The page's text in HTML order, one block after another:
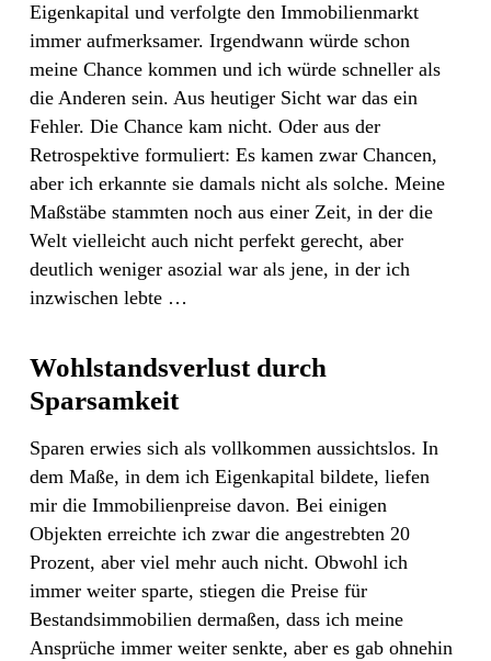
Eigenkapital und verfolgte den Immobilienmarkt
immer aufmerksamer. Irgendwann würde schon
meine Chance kommen und ich würde schneller als
die Anderen sein. Aus heutiger Sicht war das ein
Fehler. Die Chance kam nicht. Oder aus der
Retrospektive formuliert: Es kamen zwar Chancen,
aber ich erkannte sie damals nicht als solche. Meine
Maßstäbe stammten noch aus einer Zeit, in der die
Welt vielleicht auch nicht perfekt gerecht, aber
deutlich weniger asozial war als jene, in der ich
inzwischen lebte …
Wohlstandsverlust durch
Sparsamkeit
Sparen erwies sich als vollkommen aussichtslos. In
dem Maße, in dem ich Eigenkapital bildete, liefen
mir die Immobilienpreise davon. Bei einigen
Objekten erreichte ich zwar die angestrebten 20
Prozent, aber viel mehr auch nicht. Obwohl ich
immer weiter sparte, stiegen die Preise für
Bestandsimmobilien dermaßen, dass ich meine
Ansprüche immer weiter senkte, aber es gab ohnehin